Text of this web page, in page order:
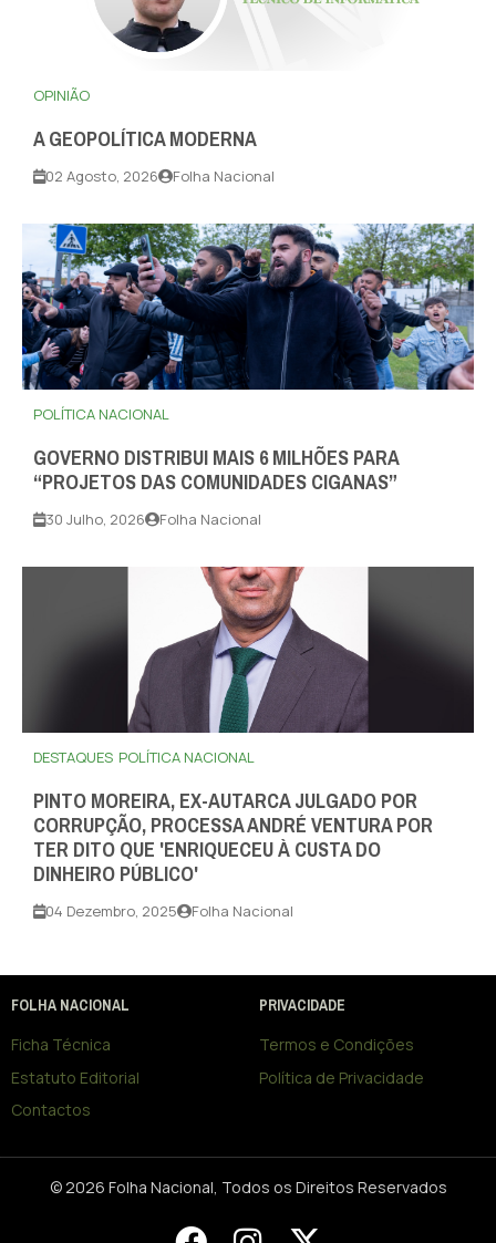
OPINIÃO
A GEOPOLÍTICA MODERNA
02 Agosto, 2026 Folha Nacional
POLÍTICA NACIONAL
GOVERNO DISTRIBUI MAIS 6 MILHÕES PARA
“PROJETOS DAS COMUNIDADES CIGANAS”
30 Julho, 2026 Folha Nacional
DESTAQUES POLÍTICA NACIONAL
PINTO MOREIRA, EX-AUTARCA JULGADO POR
CORRUPÇÃO, PROCESSA ANDRÉ VENTURA POR
TER DITO QUE 'ENRIQUECEU À CUSTA DO
DINHEIRO PÚBLICO'
04 Dezembro, 2025 Folha Nacional
FOLHA NACIONAL
Ficha Técnica
Estatuto Editorial
Contactos
PRIVACIDADE
Termos e Condições
Política de Privacidade
© 2026 Folha Nacional, Todos os Direitos Reservados